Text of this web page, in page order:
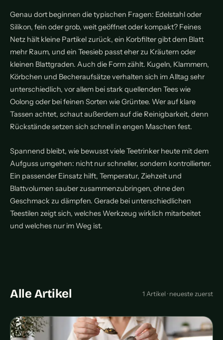
Genau dort beginnen die typischen Fragen: Edelstahl oder
Silikon, fein oder grob, weit geöffnet oder kompakt? Feines
Netz hält kleine Partikel zurück, ein Korbfilter gibt dem Blatt
mehr Raum, und ein Teesieb passt eher zu Kräutern oder
kleinen Blattgraden. Auch die Form zählt. Kugeln, Klammern,
Körbchen und Becheraufsätze verhalten sich im Alltag sehr
unterschiedlich, vor allem bei stark quellenden Tees wie
Oolong oder bei feinen Sorten wie Grüntee. Wer auf klare
Tassen achtet, schaut außerdem auf die Reinigbarkeit, denn
Rückstände setzen sich schnell in engen Maschen fest.
Spannend bleibt, wie bewusst viele Teetrinker heute mit dem
Aufguss umgehen: nicht nur schneller, sondern kontrollierter.
Ein passender Einsatz hilft, Temperatur, Ziehzeit und
Blattvolumen sauber zusammenzubringen, ohne den
Geschmack zu dämpfen. Gerade bei unterschiedlichen
Teestilen zeigt sich, welches Werkzeug wirklich mitarbeitet
und welches nur im Weg ist.
Alle Artikel 1 Artikel · neueste zuerst